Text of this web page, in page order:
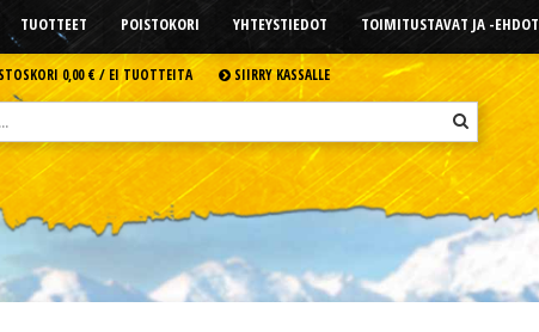
TUOTTEET POISTOKORI YHTEYSTIEDOT TOIMITUSTAVAT JA -EHDOT
0,00 € /EI TUOTTEITA SIIRRY KASSALLE